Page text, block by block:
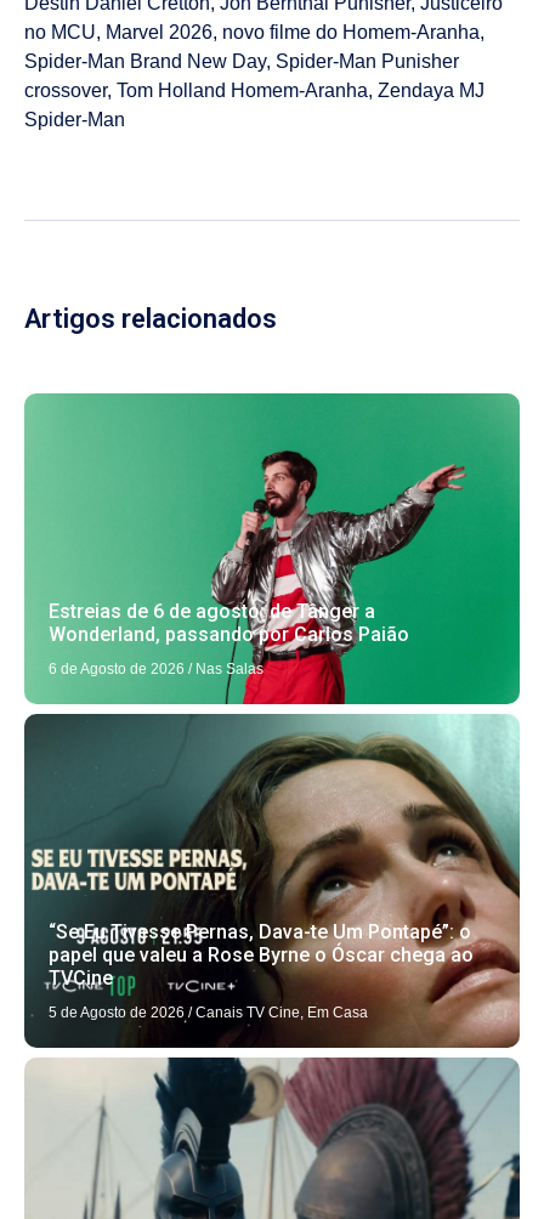
no MCU, Marvel 2026, novo filme do Homem-Aranha,
Spider-Man Brand New Day, Spider-Man Punisher
crossover, Tom Holland Homem-Aranha, Zendaya MJ
Spider-Man
Artigos relacionados
Estreias de 6 de agosto: de Tânger a
Wonderland, passando por Carlos Paião
6 de Agosto de 2026 / Nas Salas
“Se Eu Tivesse Pernas, Dava-te Um Pontapé”: o
papel que valeu a Rose Byrne o Óscar chega ao
TVCine
5 de Agosto de 2026 / Canais TV Cine, Em Casa